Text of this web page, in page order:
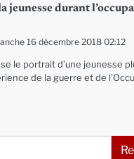
jeunesse durant
16 décembre 2018 02:12
le portrait d’une jeunesse
de la guerre et de